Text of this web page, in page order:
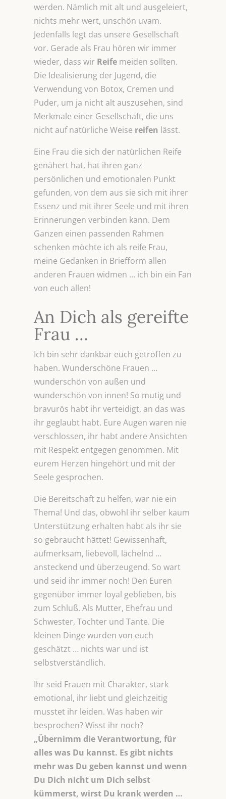
werden. Nämlich mit alt und ausgeleiert,
nichts mehr wert, unschön uvam.
Jedenfalls legt das unsere Gesellschaft
vor. Gerade als Frau hören wir immer
wieder, dass wir Reife meiden sollten.
Die Idealisierung der Jugend, die
Verwendung von Botox, Cremen und
Puder, um ja nicht alt auszusehen, sind
Merkmale einer Gesellschaft, die uns
nicht auf natürliche Weise reifen lässt.
Eine Frau die sich der natürlichen Reife
genähert hat, hat ihren ganz
persönlichen und emotionalen Punkt
gefunden, von dem aus sie sich mit ihrer
Essenz und mit ihrer Seele und mit ihren
Erinnerungen verbinden kann. Dem
Ganzen einen passenden Rahmen
schenken möchte ich als reife Frau,
meine Gedanken in Briefform allen
anderen Frauen widmen … ich bin ein Fan
von euch allen!
An Dich als gereifte
Frau …
Ich bin sehr dankbar euch getroffen zu
haben. Wunderschöne Frauen …
wunderschön von außen und
wunderschön von innen! So mutig und
bravurös habt ihr verteidigt, an das was
ihr geglaubt habt. Eure Augen waren nie
verschlossen, ihr habt andere Ansichten
mit Respekt entgegen genommen. Mit
eurem Herzen hingehört und mit der
Seele gesprochen.
Die Bereitschaft zu helfen, war nie ein
Thema! Und das, obwohl ihr selber kaum
Unterstützung erhalten habt als ihr sie
so gebraucht hättet! Gewissenhaft,
aufmerksam, liebevoll, lächelnd …
ansteckend und überzeugend. So wart
und seid ihr immer noch! Den Euren
gegenüber immer loyal geblieben, bis
zum Schluß. Als Mutter, Ehefrau und
Schwester, Tochter und Tante. Die
kleinen Dinge wurden von euch
geschätzt … nichts war und ist
selbstverständlich.
Ihr seid Frauen mit Charakter, stark
emotional, ihr liebt und gleichzeitig
musstet ihr leiden. Was haben wir
besprochen? Wisst ihr noch?
„Übernimm die Verantwortung, für
alles was Du kannst. Es gibt nichts
mehr was Du geben kannst und wenn
Du Dich nicht um Dich selbst
kümmerst, wirst Du krank werden …